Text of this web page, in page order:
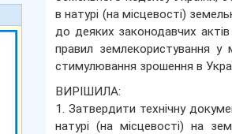
в натурі (на місцевості)
до деяких законодавчих
правил землекористування у
стимулювання зрошення в
ВИРІШИЛА:
1. Затвердити технічну
натурі (на місцевості) на